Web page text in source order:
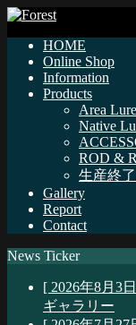
HOME
Online Shop
Information
Products
Area Lure
Native
ROD &
生産終
Gallery
Report
Contact
News Ticker
[ 2026年8月3
ギャラリー